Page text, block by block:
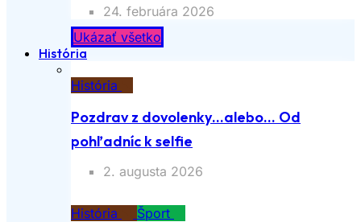
24. februára 2026
Ukázať všetko
História
História
Pozdrav z dovolenky…alebo… Od
pohľadníc k selfie
2. augusta 2026
História Šport